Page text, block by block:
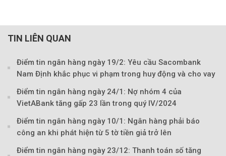
Theo Trẻ em Việt
TIN LIÊN QUAN
Điểm tin ngân hàng ngày 19/2: Yêu cầu Sacombank
Nam Định khắc phục vi phạm trong huy động và cho vay
Điểm tin ngân hàng ngày 24/1: Nợ nhóm 4 của
VietABank tăng gấp 23 lần trong quý IV/2024
Điểm tin ngân hàng ngày 10/1: Ngân hàng phải báo
công an khi phát hiện từ 5 tờ tiền giả trở lên
Điểm tin ngân hàng ngày 23/12: Thanh toán số tăng